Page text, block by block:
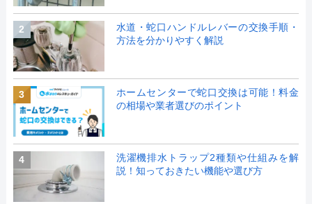
2
水道・蛇口ハンドルレバーの交換手順・
方法を分かりやすく解説
3
ホームセンターで蛇口交換は可能！料金
の相場や業者選びのポイント
4
洗濯機排水トラップ2種類や仕組みを解
説！知っておきたい機能や選び方